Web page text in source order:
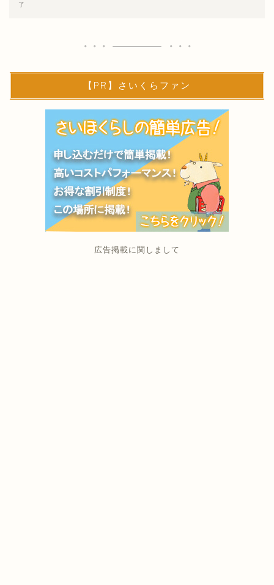
了
【PR】さいくらファン
広告掲載に関しまして